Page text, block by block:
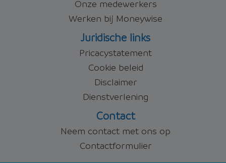
Onze medewerkers
Werken bij Moneywise
Juridische links
Pricacystatement
Cookie beleid
Disclaimer
Dienstverlening
Contact
Neem contact met ons op
Contactformulier